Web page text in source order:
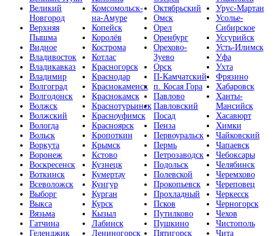
Великий
Новгород
Верхняя
Пышма
Видное
Владивосток
Владикавказ
Владимир
Волгоград
Волгодонск
Волжск
Волжский
Вологда
Вольск
Воркута
Воронеж
Воскресенск
Воткинск
Всеволожск
Выборг
Выкса
Вязьма
Гатчина
Геленджик
Комсомольск-
на-Амуре
Копейск
Королёв
Кострома
Котлас
Красногорск
Краснодар
Краснокаменск
Краснокамск
Краснотурьинск
Красноуфимск
Красноярск
Кропоткин
Крымск
Кстово
Кузнецк
Кумертау
Кунгур
Курган
Курск
Кызыл
Лабинск
Лениногорск
Октябрьский
Омск
Орел
Оренбург
Орехово-
Зуево
Орск
П-Камчатский
п. Косая Гора
Павлово
Павловский
Посад
Пенза
Первоуральск
Пермь
Петрозаводск
Подольск
Полевской
Прокопьевск
Прохладный
Псков
Путилково
Пушкино
Пятигорск
Урус-Мартан
Усолье-
Сибирское
Уссурийск
Усть-Илимск
Уфа
Ухта
Фрязино
Хабаровск
Ханты-
Мансийск
Хасавюрт
Химки
Чайковский
Чапаевск
Чебоксары
Челябинск
Черемхово
Череповец
Черкесск
Черногорск
Чехов
Чистополь
Чита